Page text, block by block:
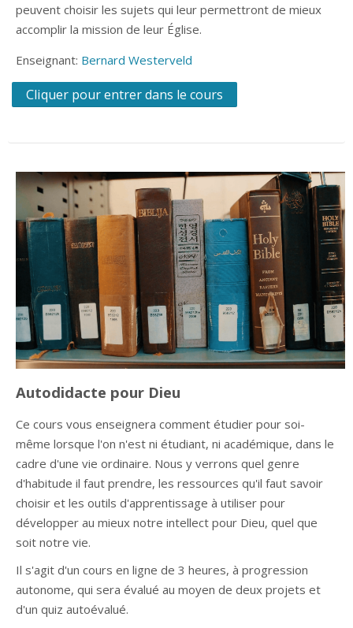
peuvent choisir les sujets qui leur permettront de mieux
accomplir la mission de leur Église.
Enseignant: Bernard Westerveld
Cliquer pour entrer dans le cours
Autodidacte pour Dieu
Ce cours vous enseignera comment étudier pour soi-
même lorsque l'on n'est ni étudiant, ni académique, dans le
cadre d'une vie ordinaire. Nous y verrons quel genre
d'habitude il faut prendre, les ressources qu'il faut savoir
choisir et les outils d'apprentissage à utiliser pour
développer au mieux notre intellect pour Dieu, quel que
soit notre vie.
Il s'agit d'un cours en ligne de 3 heures, à progression
autonome, qui sera évalué au moyen de deux projets et
d'un quiz autoévalué.